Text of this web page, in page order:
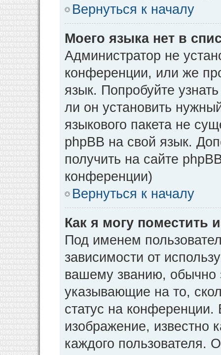
Вернуться к началу
Моего языка нет в
Администратор не
конференции, или же
язык. Попробуйте
ли он установить
языкового пакета не
phpBB на свой язык.
получить на сайте
конференции)
Вернуться к началу
Как я могу поместить
Под именем
зависимости от
вашему званию, обычно
указывающие на то,
статус на
изображение, известно
каждого пользователя.